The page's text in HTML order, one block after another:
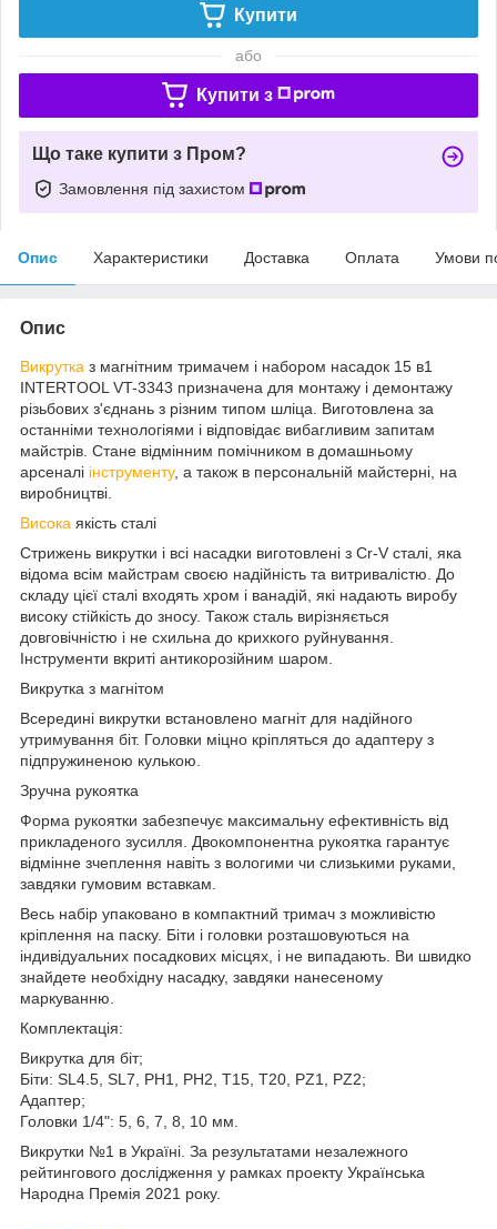
Купити
або
Купити з
Що таке купити з Пром?
Замовлення під захистом
Опис Характеристики Доставка Оплата Умови
Опис
Викрутка з магнітним тримачем і набором насадок 15 в1
INTERTOOL VT-3343 призначена для монтажу і демонтажу
різьбових з'єднань з різним типом шліца. Виготовлена за
останніми технологіями і відповідає вибагливим запитам
майстрів. Стане відмінним помічником в домашньому
арсеналі інструменту, а також в персональній майстерні, на
виробництві.
Висока якість сталі
Стрижень викрутки і всі насадки виготовлені з Cr-V сталі, яка
відома всім майстрам своєю надійність та витривалістю. До
складу цієї сталі входять хром і ванадій, які надають виробу
високу стійкість до зносу. Також сталь вирізняється
довговічністю і не схильна до крихкого руйнування.
Інструменти вкриті антикорозійним шаром.
Викрутка з магнітом
Всередині викрутки встановлено магніт для надійного
утримування біт. Головки міцно кріпляться до адаптеру з
підпружиненою кулькою.
Зручна рукоятка
Форма рукоятки забезпечує максимальну ефективність від
прикладеного зусилля. Двокомпонентна рукоятка гарантує
відмінне зчеплення навіть з вологими чи слизькими руками,
завдяки гумовим вставкам.
Весь набір упаковано в компактний тримач з можливістю
кріплення на паску. Біти і головки розташовуються на
індивідуальних посадкових місцях, і не випадають. Ви швидко
знайдете необхідну насадку, завдяки нанесеному
маркуванню.
Комплектація:
Викрутка для біт;
Біти: SL4.5, SL7, PH1, PH2, T15, T20, PZ1, PZ2;
Адаптер;
Головки 1/4": 5, 6, 7, 8, 10 мм.
Викрутки №1 в Україні. За результатами незалежного
рейтингового дослідження у рамках проекту Українська
Народна Премія 2021 року.